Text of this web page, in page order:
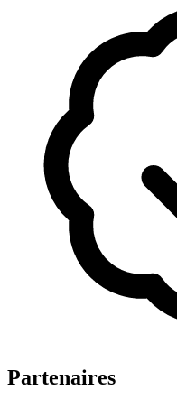
Partenaires